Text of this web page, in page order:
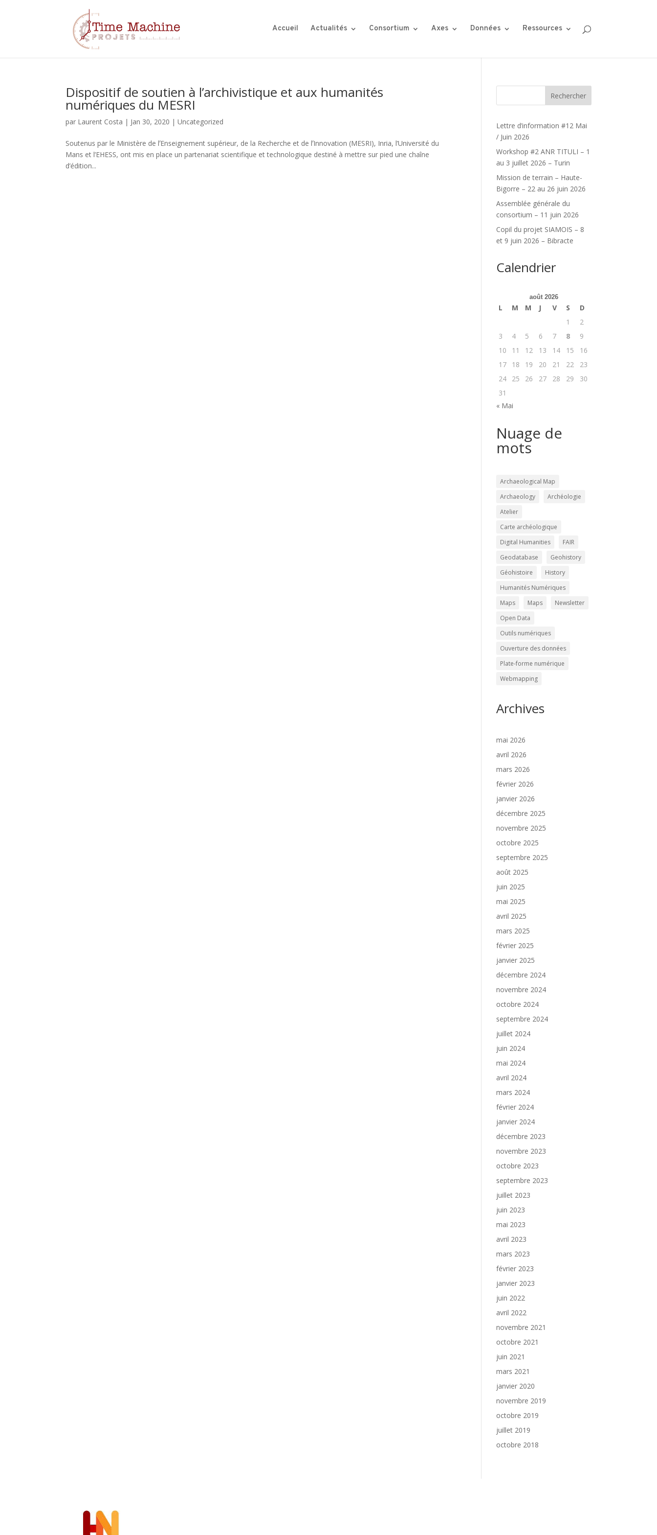
Accueil Actualités Consortium Axes Données Ressources
Dispositif de soutien à l’archivistique et aux humanités
numériques du MESRI
par Laurent Costa | Jan 30, 2020 |Uncategorized
Soutenus par le Ministère de lʼEnseignement supérieur, de la Recherche et de lʼInnovation (MESRI), Inria, l’Université du
Mans et l’EHESS, ont mis en place un partenariat scientifique et technologique destiné à mettre sur pied une chaîne
d’édition...
Rechercher
Lettre d’information #12 Mai
/ Juin 2026
Workshop #2 ANR TITULI – 1
au 3 juillet 2026 – Turin
Mission de terrain – Haute-
Bigorre – 22 au 26 juin 2026
Assemblée générale du
consortium – 11 juin 2026
Copil du projet SIAMOIS – 8
et 9 juin 2026 – Bibracte
Calendrier
août 2026
L M M J V S
D
1
2
3
4 5 6 7 8
9
10
11 12 13 14 15
16
17
18 19 20 21 22
23
24
25 26 27 28 29
30
31
« Mai
Nuage de
mots
Archaeological Map
Archaeology
Archéologie
Atelier
Carte archéologique
Digital Humanities
FAIR
Geodatabase
Geohistory
Géohistoire
History
Humanités Numériques
Maps
Maps
Newsletter
Open Data
Outils numériques
Ouverture des données
Plate-forme numérique
Webmapping
Archives
mai 2026
avril 2026
mars 2026
février 2026
janvier 2026
décembre 2025
novembre 2025
octobre 2025
septembre 2025
août 2025
juin 2025
mai 2025
avril 2025
mars 2025
février 2025
janvier 2025
décembre 2024
novembre 2024
octobre 2024
septembre 2024
juillet 2024
juin 2024
mai 2024
avril 2024
mars 2024
février 2024
janvier 2024
décembre 2023
novembre 2023
octobre 2023
septembre 2023
juillet 2023
juin 2023
mai 2023
avril 2023
mars 2023
février 2023
janvier 2023
juin 2022
avril 2022
novembre 2021
octobre 2021
juin 2021
mars 2021
janvier 2020
novembre 2019
octobre 2019
juillet 2019
octobre 2018